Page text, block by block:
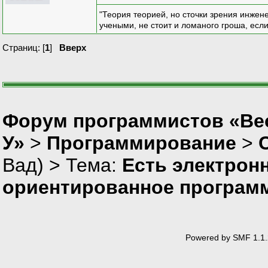
"Теория теорией, но сточки зрения
учеными, не стоит и ломаного гроша,
Страниц: [1] Вверх
Форум программистов
У» > Программирование >
Вад) > Тема: Есть
ориентированное
Powered by SMF